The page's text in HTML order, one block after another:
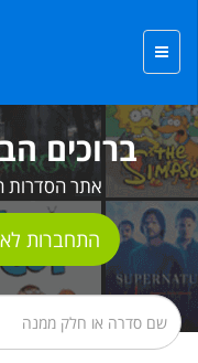
ברוכים
אתר הסדרות
התחברות